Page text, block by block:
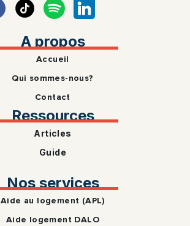
A propos
Accueil
Qui sommes-nous?
Contact
Ressources
Articles
Guide
Nos services
Aide au logement (APL)
Aide logement DALO